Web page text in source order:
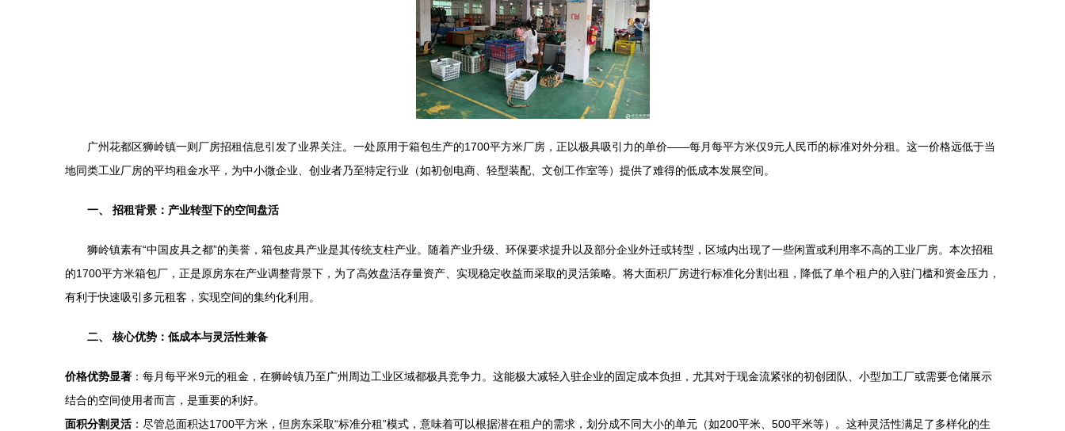
广州花都区狮岭镇一则厂房招租信息引发了业界关注。一处原用于箱包生产的1700平方米厂房，正以极具吸引力的单价——每月每平方米仅9元人民币的标准对外分租。这一价格远低于当
地同类工业厂房的平均租金水平，为中小微企业、创业者乃至特定行业（如初创电商、轻型装配、文创工作室等）提供了难得的低成本发展空间。
一、 招租背景：产业转型下的空间盘活
狮岭镇素有“中国皮具之都”的美誉，箱包皮具产业是其传统支柱产业。随着产业升级、环保要求提升以及部分企业外迁或转型，区域内出现了一些闲置或利用率不高的工业厂房。本次招租
的1700平方米箱包厂，正是原房东在产业调整背景下，为了高效盘活存量资产、实现稳定收益而采取的灵活策略。将大面积厂房进行标准化分割出租，降低了单个租户的入驻门槛和资金压力，
有利于快速吸引多元租客，实现空间的集约化利用。
二、 核心优势：低成本与灵活性兼备
价格优势显著 ：每月每平米9元的租金，在狮岭镇乃至广州周边工业区域都极具竞争力。这能极大减轻入驻企业的固定成本负担，尤其对于现金流紧张的初创团队、小型加工厂或需要仓储展示
结合的空间使用者而言，是重要的利好。
面积分割灵活 ：尽管总面积达1700平方米，但房东采取“标准分租”模式，意味着可以根据潜在租户的需求，划分成不同大小的单元（如200平米、500平米等）。这种灵活性满足了多样化的生